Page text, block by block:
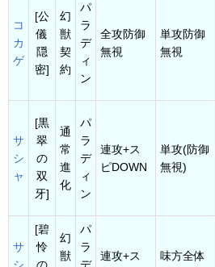
コ
カ
ゲ
[公
儀
隠
密]
幻
獣
契
約
パ
ラ
デ
ィ
ン
全攻防御
無視
単攻防御
無視
サ
シ
ャ
[黒
翠
の
双
牙]
通
常
進
化
パ
ラ
デ
ィ
ン
連攻+ス
ピDOWN
単攻(防御
無視)
サ
[碧
怜
幻
獣
パ
ラ
連攻+ス 味方全体